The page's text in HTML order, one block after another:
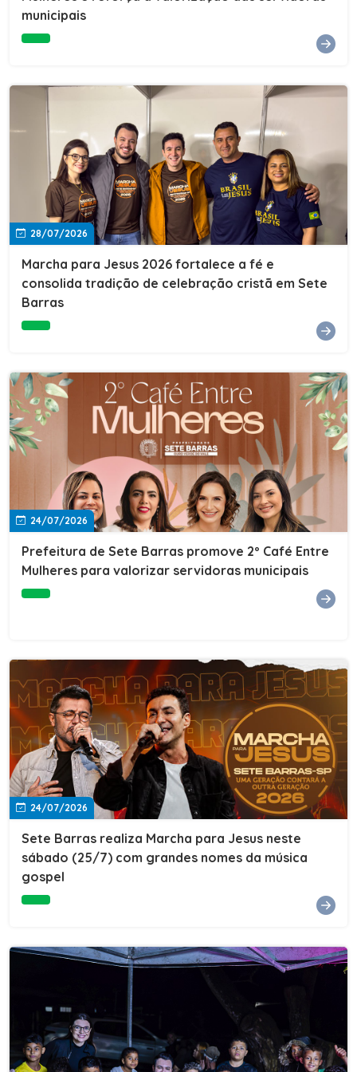
Cultura, Esporte e Lazer, Paulo Thomas, prestigiou os
compromisso da nossa gestão com a inclusão,
oferecendo a jovens e adultos a oportunidade de
concluir seus estudos e construir um futuro melhor.
Cada certificado entregue simboliza esforço,
determinação e a certeza de que investir em educação
é investir no desenvolvimento de Sete Barras."A
Prefeitura de Sete Barras também agradeceu ao SESI,
parceiro fundamental na retomada e ampliação da
Educação de Jovens e Adultos, aos professores, à
equipe da Secretaria Municipal de Educação e a todos
os profissionais que contribuíram para que esse
importante projeto voltasse a transformar a vida de
municipais
28/07/2026
Marcha para Jesus 2026 fortalece a fé e
consolida tradição de celebração cristã em Sete
Barras
24/07/2026
Prefeitura de Sete Barras promove 2º Café Entre
Mulheres para valorizar servidoras municipais
24/07/2026
Sete Barras realiza Marcha para Jesus neste
sábado (25/7) com grandes nomes da música
gospel